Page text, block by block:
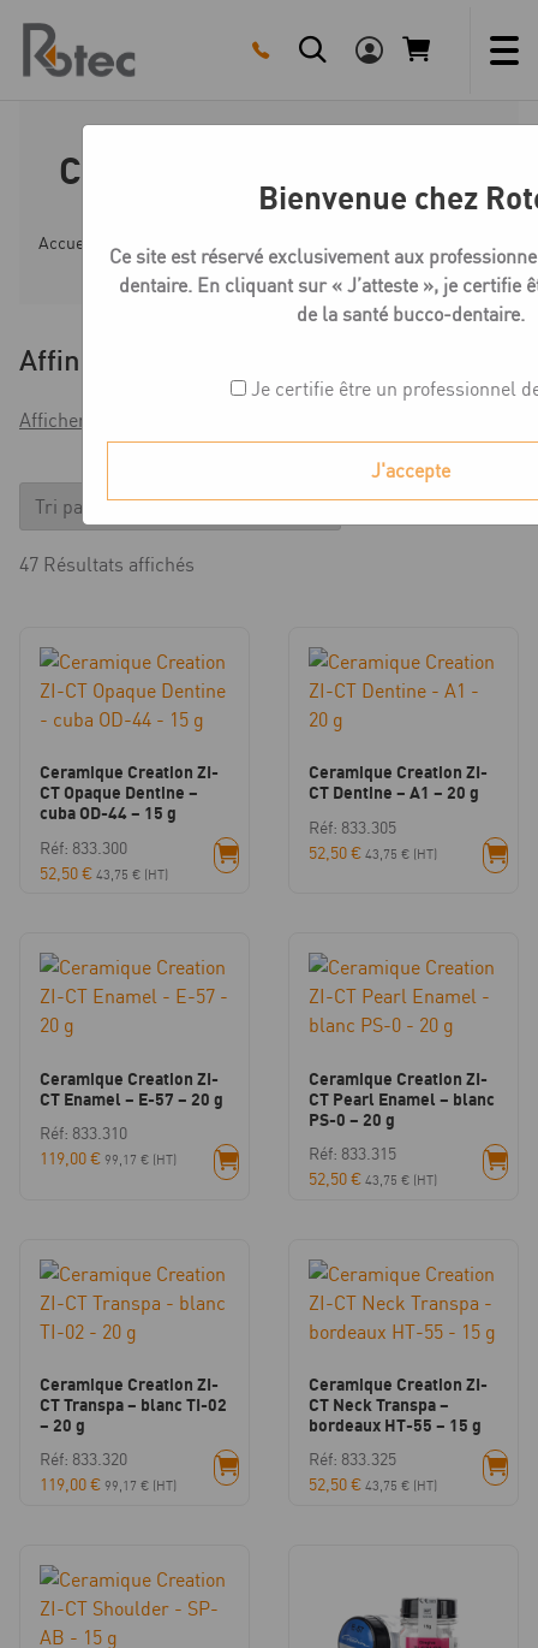
content
Céramique Création Zi-CT
Accueil Boutique Céramique zircone, titane et disilicate
Affiner
Afficher les filtres
47 Résultats affichés
Ceramique Creation ZI-
CT Opaque Dentine –
cuba OD-44 – 15 g
Réf: 833.300
52,50€ 43,75 € (HT)
Ceramique Creation ZI-
CT Dentine – A1 – 20 g
Réf: 833.305
52,50€ 43,75 € (HT)
Ceramique Creation ZI-
CT Enamel – E-57 – 20 g
Réf: 833.310
119,00€ 99,17 € (HT)
Ceramique Creation ZI-
CT Pearl Enamel – blanc
PS-0 – 20 g
Réf: 833.315
52,50€ 43,75 € (HT)
Ceramique Creation ZI-
CT Transpa – blanc TI-02
– 20 g
Réf: 833.320
119,00€ 99,17 € (HT)
Ceramique Creation ZI-
CT Neck Transpa –
bordeaux HT-55 – 15 g
Réf: 833.325
52,50€ 43,75 € (HT)
Bienvenue chez
Ce site est réservé exclusivement aux
dentaire. En cliquant sur « J’atteste », je certifie
de la santé bucco-dentaire.
Je certifie être un professionnel
J'accepte